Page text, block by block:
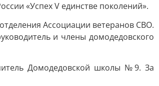
«Успех V единстве поколений».
Ассоциации ветеранов СВО.
и члены домодедовского
Домодедовской школы №9. За